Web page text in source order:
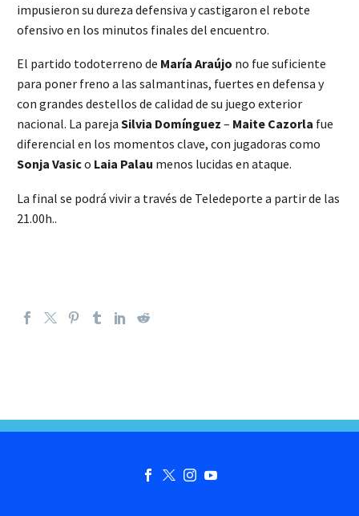
impusieron su dureza defensiva y castigaron el rebote
ofensivo en los minutos finales del encuentro.
El partido todoterreno de María Araújo no fue suficiente
para poner freno a las salmantinas, fuertes en defensa y
con grandes destellos de calidad de su juego exterior
nacional. La pareja Silvia Domínguez – Maite Cazorla fue
diferencial en los momentos clave, con jugadoras como
Sonja Vasico Laia Palau menos lucidas en ataque.
La final se podrá vivir a través de Teledeporte a partir de las
21.00h..